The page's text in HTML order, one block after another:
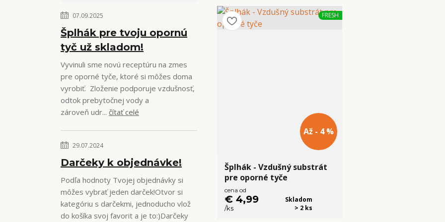
FRESH
Až - 4 %
Šplhák - Vzdušný substrát
pre oporné tyče
cena od
€ 4,99
/ks
Skladom
> 2 ks
07.09.2025
Šplhák pre tvoju opornú
tyč už skladom!
Vyvinuli sme novú receptúru na zmes
pre oporné tyče, ktoré si môžes doma
vyrobiť. Zloženie podporuje vzdušnosť,
odtok prebytočnej vody a
zároveň udr... čítať celé
29.07.2024
Darčeky k objednávke!
Podľa hodnoty Tvojej objednávky si
môžes vybrať jeden darček!Otvor si
kategóriu s darčekmi, jednoducho vlož
do košíka svoj favorit a je to:)Darčeky